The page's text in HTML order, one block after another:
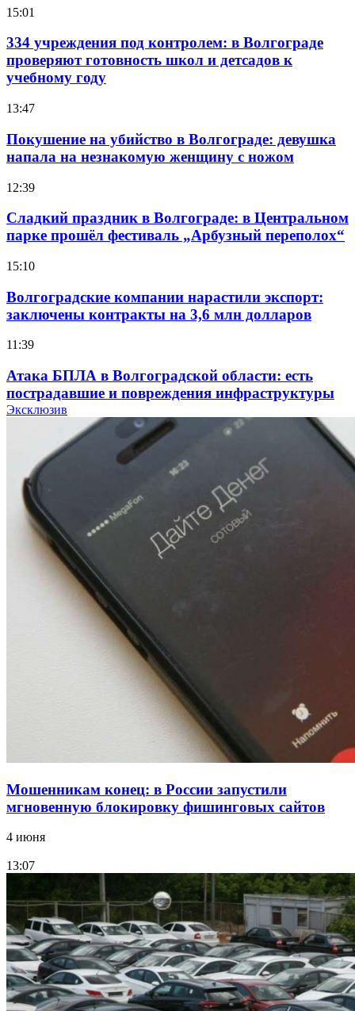
15:01
334 учреждения под контролем: в Волгограде
проверяют готовность школ и детсадов к
учебному году
13:47
Покушение на убийство в Волгограде: девушка
напала на незнакомую женщину с ножом
12:39
Сладкий праздник в Волгограде: в Центральном
парке прошёл фестиваль „Арбузный переполох“
15:10
Волгоградские компании нарастили экспорт:
заключены контракты на 3,6 млн долларов
11:39
Атака БПЛА в Волгоградской области: есть
пострадавшие и повреждения инфраструктуры
Волгоградские вузы в топе зарплатного
рейтинга: ВолгГТУ и ВолгГМУ вошли в топ‑15
для химической отрасли и фармацевтики
18:39
В Красноармейском районе Волгограда стартует
конкурс на ремонт моста через Волго‑Донской
судоходный канал
Фестиваль #ТриЧетыре в Волгограде пройдёт
11–13 сентября в рамках Года единства народов
Эксклюзив
Мошенникам конец: в России запустили
мгновенную блокировку фишинговых сайтов
4 июня
13:07